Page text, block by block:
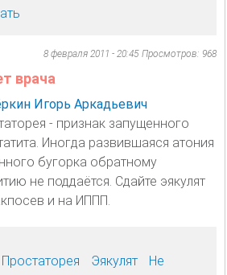
8 февраля 2011 - 20:45 Просмотров: 968
врача
Игорь Аркадьевич
- признак запущенного
Иногда развившаяся атония
бугорка обратному
не поддаётся. Сдайте эякулят
и на ИППП.
Простаторея Эякулят
Не